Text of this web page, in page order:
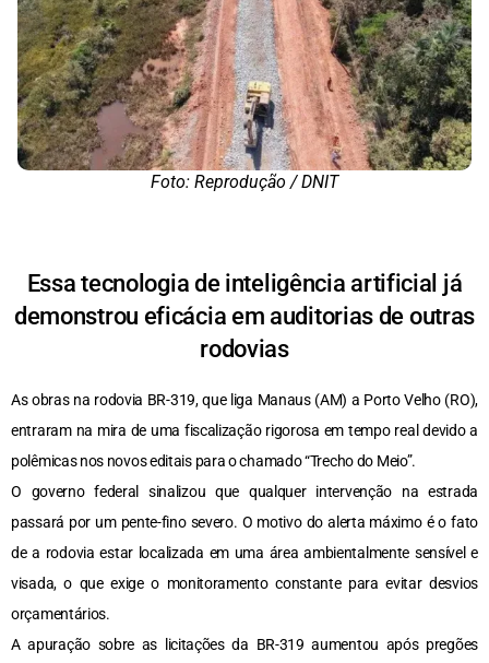
Foto: Reprodução / DNIT
Essa tecnologia de inteligência artificial já
demonstrou eficácia em auditorias de outras
rodovias
As obras na rodovia BR-319, que liga Manaus (AM) a Porto Velho (RO),
entraram na mira de uma fiscalização rigorosa em tempo real devido a
polêmicas nos novos editais para o chamado “Trecho do Meio”.
O governo federal sinalizou que qualquer intervenção na estrada
passará por um pente-fino severo. O motivo do alerta máximo é o fato
de a rodovia estar localizada em uma área ambientalmente sensível e
visada, o que exige o monitoramento constante para evitar desvios
orçamentários.
A apuração sobre as licitações da BR-319 aumentou após pregões